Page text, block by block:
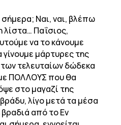
Ναι, ναι, βλέπω
Παΐσιος,
να το κάνουμε
γίνουμε μάρτυρες της
τελευταίων δώδεκα
ΠΟΛΛΟΥΣ που θα
στο μαγαζί της
λίγο μετά τα μέσα
βραδιά από το Εν